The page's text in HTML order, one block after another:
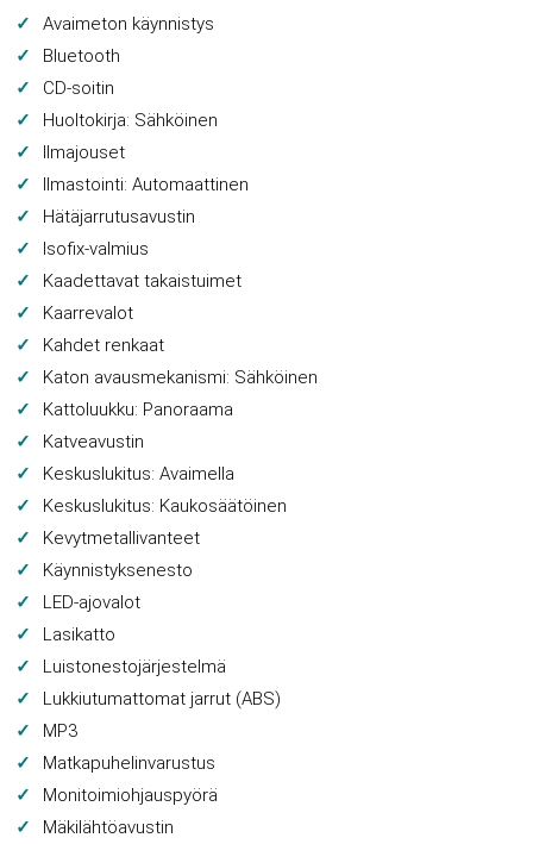
Avaimeton käynnistys
Bluetooth
CD-soitin
Huoltokirja: Sähköinen
Ilmajouset
Ilmastointi: Automaattinen
Hätäjarrutusavustin
Isofix-valmius
Kaadettavat takaistuimet
Kaarrevalot
Kahdet renkaat
Katon avausmekanismi: Sähköinen
Kattoluukku: Panoraama
Katveavustin
Keskuslukitus: Avaimella
Keskuslukitus: Kaukosäätöinen
Kevytmetallivanteet
Käynnistyksenesto
LED-ajovalot
Lasikatto
Luistonestojärjestelmä
Lukkiutumattomat jarrut (ABS)
MP3
Matkapuhelinvarustus
Monitoimiohjauspyörä
Mäkilähtöavustin